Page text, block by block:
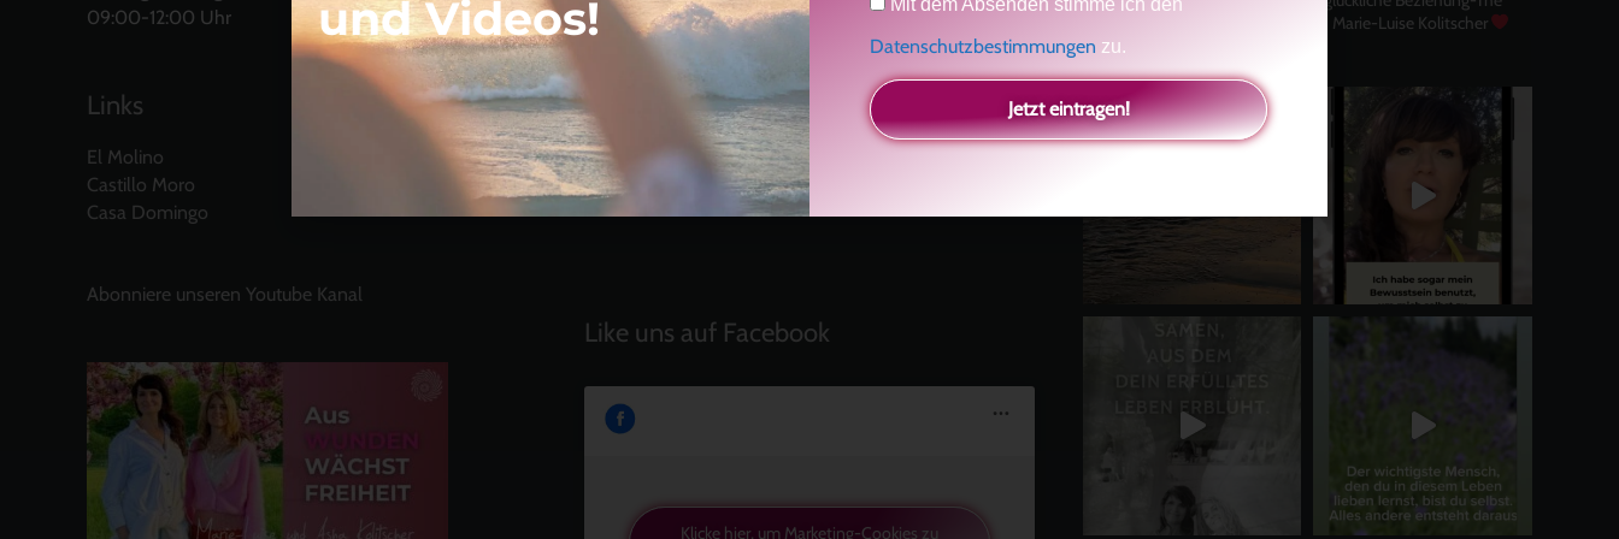
09:00-12:00 Uhr
Links
El Molino
Castillo Moro
Casa Domingo
Abonniere unseren Youtube Kanal
Einladung
Radikal ehrlich
Der Teil von dir, der gesehen werden möchte
Vielleicht geht es gar nicht darum, noch mehr zu
verstehen
Manchmal braucht es einfach eine kleine Auszeit
Like uns auf Facebook
Klicke hier, um Marketing-Cookies zu
Asha und Marie-Luise Kolitscher
und Videos!
Mit dem Absenden stimme ich den
Datenschutzbestimmungen zu.
Jetzt eintragen!